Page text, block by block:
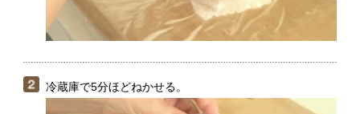
冷蔵庫で5分ほどねかせる。